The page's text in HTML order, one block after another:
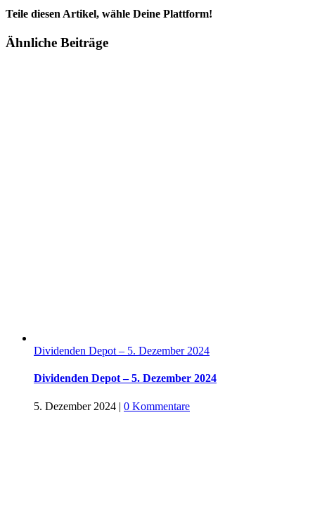
Teile diesen Artikel, wähle Deine Plattform!
Facebook
Twitter
Reddit
LinkedIn
Tumblr
Pinterest
Vk
E-
Ähnliche Beiträge
Dividenden Depot – 5. Dezember 2024
Dividenden Depot – 5. Dezember 2024
5. Dezember 2024 | 0 Kommentare